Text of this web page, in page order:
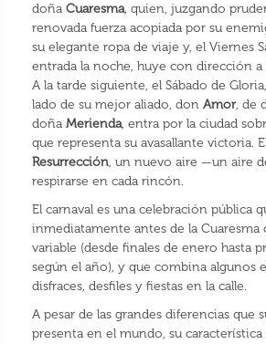
doña Cuaresma, quien, juzgando
renovada fuerza acopiada por su
su elegante ropa de viaje y, el Viernes
entrada la noche, huye con dirección a
A la tarde siguiente, el Sábado de
lado de su mejor aliado, don Amor, de
doña Merienda, entra por la ciudad
que representa su avasallante victoria.
Resurrección, un nuevo aire —un aire
respirarse en cada rincón.
El carnaval es una celebración pública
inmediatamente antes de la Cuaresma
variable (desde finales de enero hasta
según el año), y que combina algunos
disfraces, desfiles y fiestas en la calle.
A pesar de las grandes diferencias que
presenta en el mundo, su